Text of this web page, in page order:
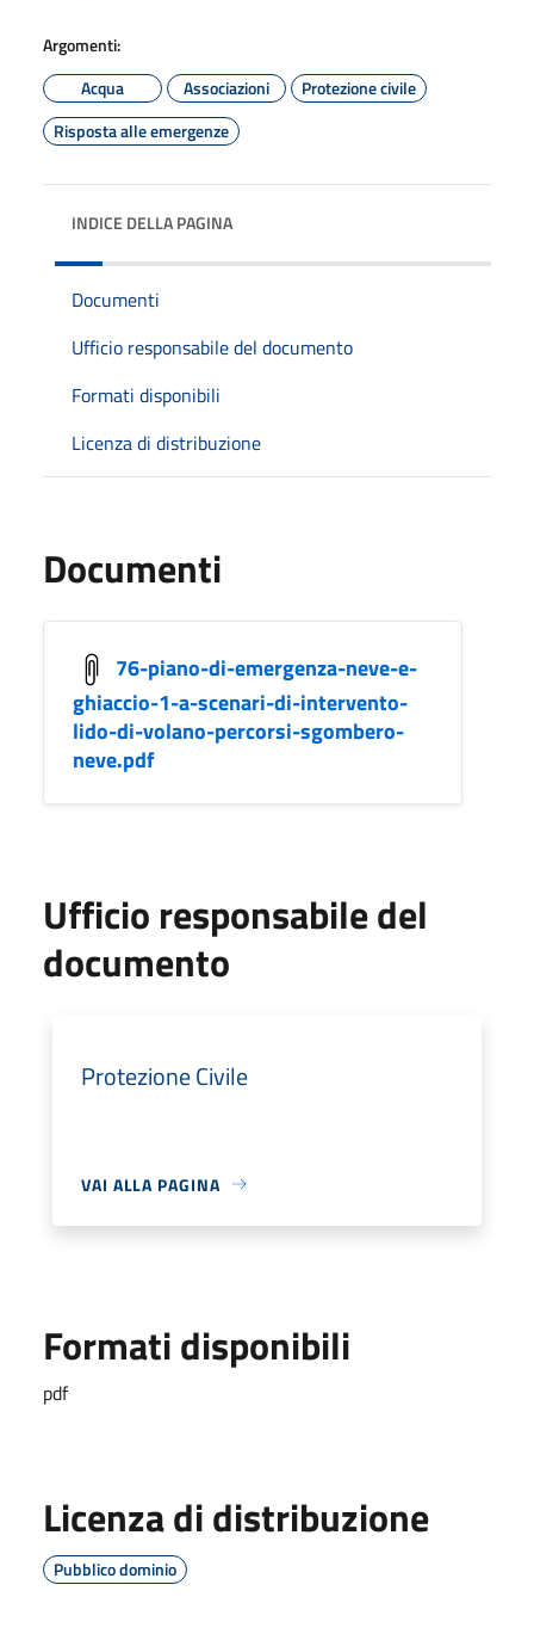
Argomenti:
Acqua
Associazioni
Protezione civile
Risposta alle emergenze
INDICE DELLA PAGINA
Documenti
Ufficio responsabile del documento
Formati disponibili
Licenza di distribuzione
Documenti
76-piano-di-emergenza-neve-e-
ghiaccio-1-a-scenari-di-intervento-
lido-di-volano-percorsi-sgombero-
neve.pdf
Ufficio responsabile del
documento
Protezione Civile
VAI ALLA PAGINA
Formati disponibili
pdf
Licenza di distribuzione
Pubblico dominio